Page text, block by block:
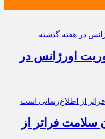
و ۷۱۰ ماموریت اورژانس در
سلامت فراتر از